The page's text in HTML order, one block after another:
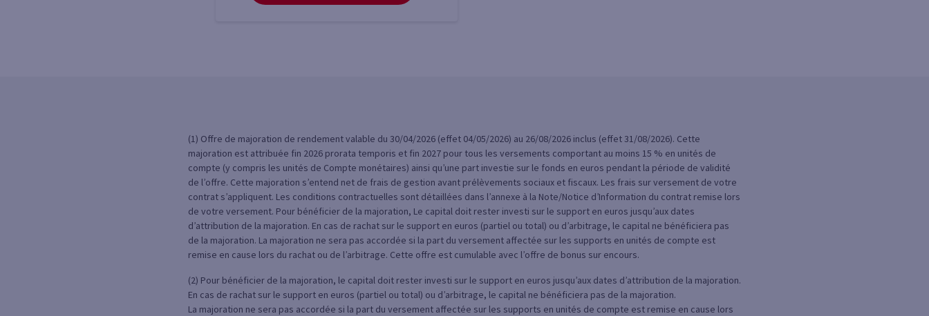
(1) Offre de majoration de rendement valable du 30/04/2026 (effet 04/05/2026) au 26/08/2026 inclus (effet 31/08/2026). Cette
majoration est attribuée fin 2026 prorata temporis et fin 2027 pour tous les versements comportant au moins 15 % en unités de
compte (y compris les unités de Compte monétaires) ainsi qu’une part investie sur le fonds en euros pendant la période de validité
de l’offre. Cette majoration s’entend net de frais de gestion avant prélèvements sociaux et fiscaux. Les frais sur versement de votre
contrat s’appliquent. Les conditions contractuelles sont détaillées dans l’annexe à la Note/Notice d’Information du contrat remise lors
de votre versement. Pour bénéficier de la majoration, Le capital doit rester investi sur le support en euros jusqu’aux dates
d’attribution de la majoration. En cas de rachat sur le support en euros (partiel ou total) ou d’arbitrage, le capital ne bénéficiera pas
de la majoration. La majoration ne sera pas accordée si la part du versement affectée sur les supports en unités de compte est
remise en cause lors du rachat ou de l’arbitrage. Cette offre est cumulable avec l’offre de bonus sur encours.
(2) Pour bénéficier de la majoration, le capital doit rester investi sur le support en euros jusqu’aux dates d’attribution de la majoration.
En cas de rachat sur le support en euros (partiel ou total) ou d’arbitrage, le capital ne bénéficiera pas de la majoration.
La majoration ne sera pas accordée si la part du versement affectée sur les supports en unités de compte est remise en cause lors